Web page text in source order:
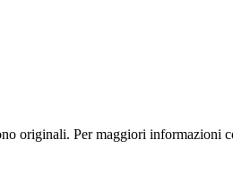
originali. Per maggiori informazioni